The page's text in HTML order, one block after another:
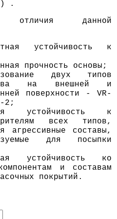
.
отличия данной
устойчивость к
прочность основы;
двух типов
на внешней и
поверхности - VR-
2;
устойчивость к
всех типов,
агрессивные составы,
для посыпки
устойчивость ко
и составам
покрытий.